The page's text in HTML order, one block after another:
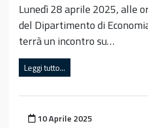
Lunedì 28 aprile 2025, alle
del Dipartimento di
terrà un incontro su…
Leggi tutto...
Pubblicato il
10 Aprile 2025